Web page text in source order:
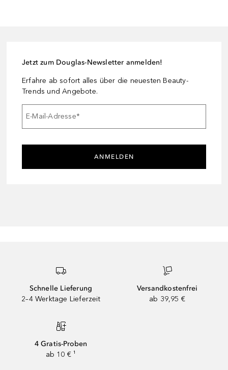
Jetzt zum Douglas-Newsletter anmelden!
Erfahre ab sofort alles über die neuesten Beauty-
Trends und Angebote.
E-Mail-Adresse*
ANMELDEN
Schnelle Lieferung
2–4 Werktage Lieferzeit
Versandkostenfrei
ab 39,95 €
4 Gratis-Proben
ab 10 € ¹